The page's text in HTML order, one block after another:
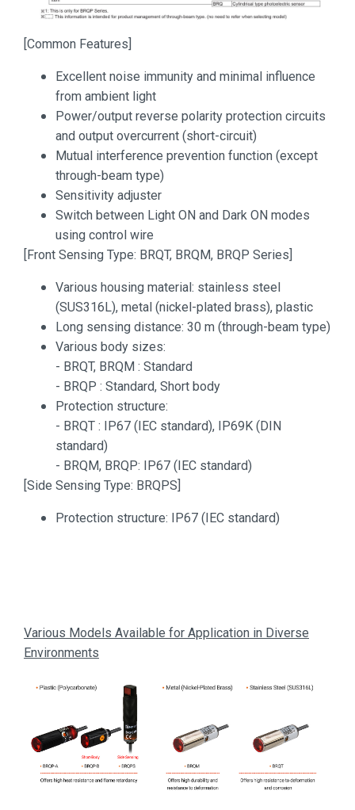
[Common Features]
Excellent noise immunity and minimal influence
from ambient light
Power/output reverse polarity protection circuits
and output overcurrent (short-circuit)
Mutual interference prevention function (except
through-beam type)
Sensitivity adjuster
Switch between Light ON and Dark ON modes
using control wire
[Front Sensing Type: BRQT, BRQM, BRQP Series]
Various housing material: stainless steel
(SUS316L), metal (nickel-plated brass), plastic
Long sensing distance: 30 m (through-beam type)
Various body sizes:
- BRQT, BRQM : Standard
- BRQP : Standard, Short body
Protection structure:
- BRQT : IP67 (IEC standard), IP69K (DIN
standard)
- BRQM, BRQP: IP67 (IEC standard)
[Side Sensing Type: BRQPS]
Protection structure: IP67 (IEC standard)
Various Models Available for Application in Diverse
Environments